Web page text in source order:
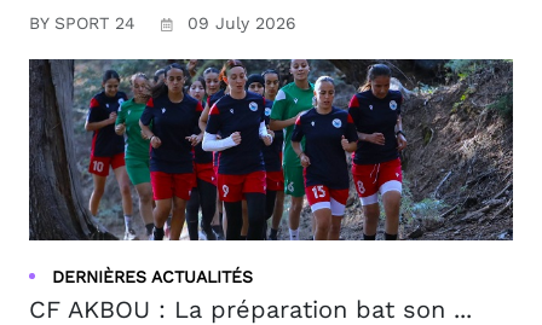
BY SPORT 24 09 July 2026
DERNIÈRES ACTUALITÉS
CF AKBOU : La préparation bat son ...